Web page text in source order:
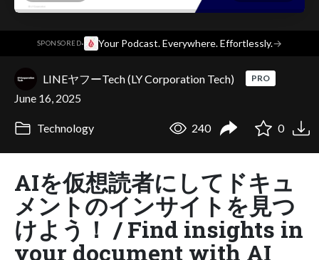
SPONSORED· Your Podcast. Everywhere. Effortlessly.→
LINEヤフーTech (LY Corporation Tech) PRO
June 16, 2025
Technology 240 0
AIを仮想読者にしてドキュ
メントのインサイトを見つ
けよう！ / Find insights in
your document with AI